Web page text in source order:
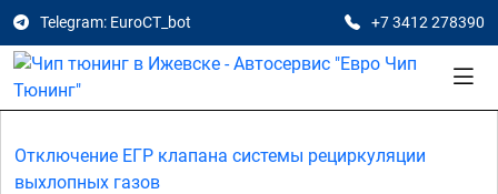
Telegram: EuroCT_bot +7 3412 278390
Отключение ЕГР клапана системы рециркуляции
выхлопных газов